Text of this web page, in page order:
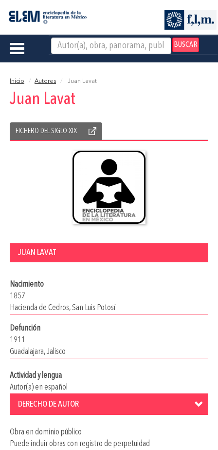
BUSCAR
Toggle
Inicio Autores Juan Lavat
Juan Lavat
FICHERO DEL SIGLO XIX
JUAN LAVAT
Nacimiento
1857
Hacienda de Cedros, San Luis Potosí
Defunción
1911
Guadalajara, Jalisco
Actividad y lengua
Autor(a) en español
DERECHO DE AUTOR
Obra en dominio público
Puede incluir obras con registro de perpetuidad